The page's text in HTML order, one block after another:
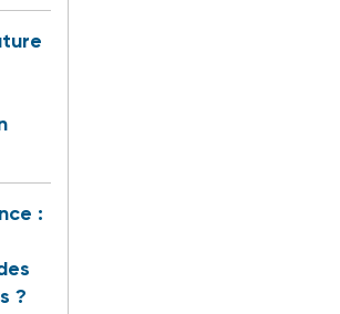
:
?